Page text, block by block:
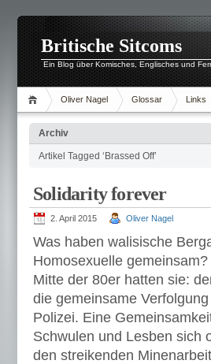
Britische Sitcoms
Ein Blog über Komisches, Englisches und
Oliver Nagel Glossar Links
Archiv
Artikel Tagged ‘Brassed Off’
Solidarity forever
2. April 2015 Oliver Nagel
Was haben walisische
Homosexuelle
Mitte der 80er hatten sie:
die gemeinsame
Polizei. Eine
Schwulen und Lesben sich
den streikenden